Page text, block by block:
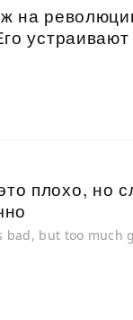
на
плохо, но
bad, but too much